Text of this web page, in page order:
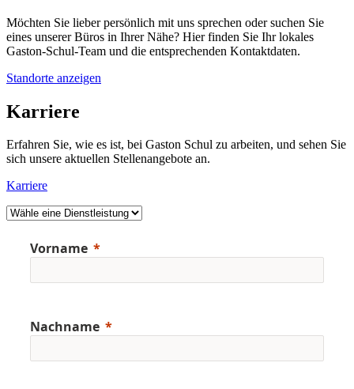
Möchten Sie lieber persönlich mit uns sprechen oder suchen Sie
eines unserer Büros in Ihrer Nähe? Hier finden Sie Ihr lokales
Gaston-Schul-Team und die entsprechenden Kontaktdaten.
Standorte anzeigen
Karriere
Erfahren Sie, wie es ist, bei Gaston Schul zu arbeiten, und sehen Sie
sich unsere aktuellen Stellenangebote an.
Karriere
Vorname
Nachname